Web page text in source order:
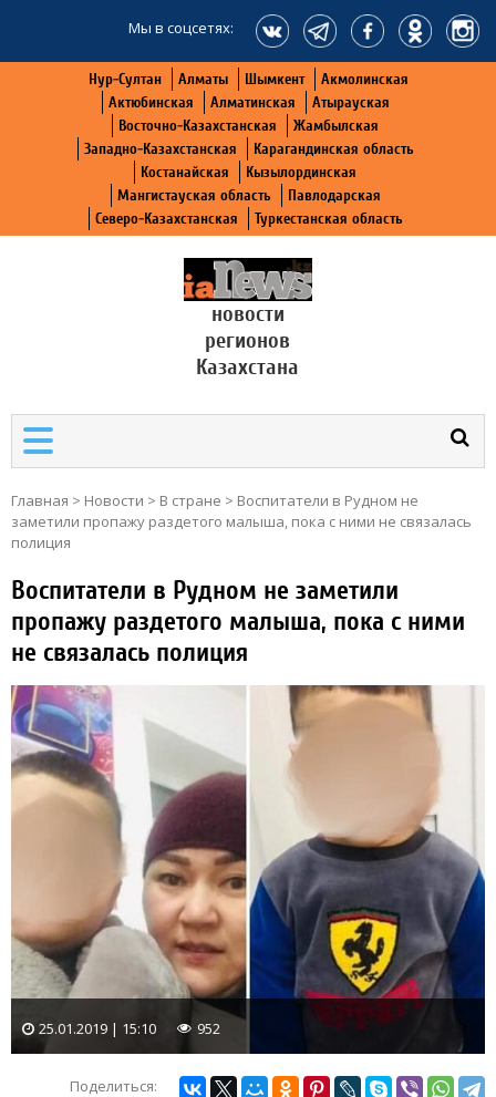
Мы в соцсетях:
Нур-Султан Алматы Шымкент
Акмолинская
Актюбинская
Алматинская
Атырауская
Восточно-Казахстанская
Жамбылская
Западно-Казахстанская
Карагандинская область
Костанайская
Кызылординская
Мангистауская область
Павлодарская
Северо-Казахстанская
Туркестанская область
новости
регионов
Казахстана
Главная > Новости > В стране > Воспитатели в Рудном не
заметили пропажу раздетого малыша, пока с ними не связалась
полиция
Воспитатели в Рудном не заметили
пропажу раздетого малыша, пока с ними
не связалась полиция
25.01.2019 | 15:10 952
Поделиться: